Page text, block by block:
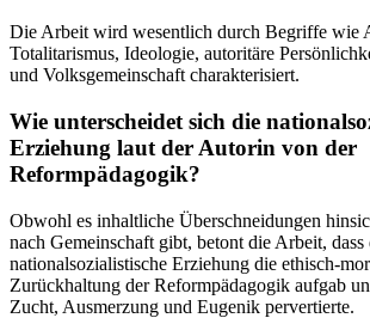
Die Arbeit wird wesentlich durch Begriffe wie
Totalitarismus, Ideologie, autoritäre
und Volksgemeinschaft charakterisiert.
Wie unterscheidet sich die
Erziehung laut der Autorin von der
Reformpädagogik?
Obwohl es inhaltliche Überschneidungen
nach Gemeinschaft gibt, betont die Arbeit, dass
nationalsozialistische Erziehung die ethisch-
Zurückhaltung der Reformpädagogik aufgab
Zucht, Ausmerzung und Eugenik pervertierte.